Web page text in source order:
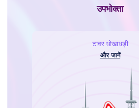
उपभोक्ता
टावर धोखाधड़ी
और जानें